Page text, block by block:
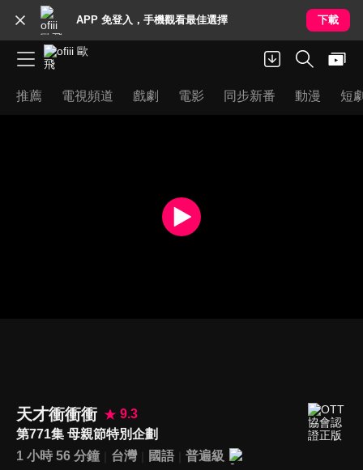
APP 免登入，手機觀看最佳選擇 下載
推薦 電視頻道 戲劇 電影 同步新番 動漫 短
天才衝衝衝
9.3
第771集 母親節特別企劃
1 小時 56 分鐘
台灣 國語
普遍級